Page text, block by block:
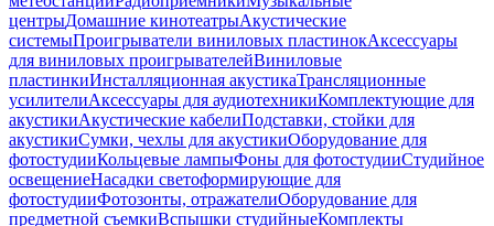
центрыДомашние кинотеатрыАкустические
системыПроигрыватели виниловых пластинокАксессуары
для виниловых проигрывателейВиниловые
пластинкиИнсталляционная акустикаТрансляционные
усилителиАксессуары для аудиотехникиКомплектующие для
акустикиАкустические кабелиПодставки, стойки для
акустикиСумки, чехлы для акустикиОборудование для
фотостудииКольцевые лампыФоны для фотостудииСтудийное
освещениеНасадки светоформирующие для
фотостудииФотозонты, отражателиОборудование для
предметной съемкиВспышки студийныеКомплекты